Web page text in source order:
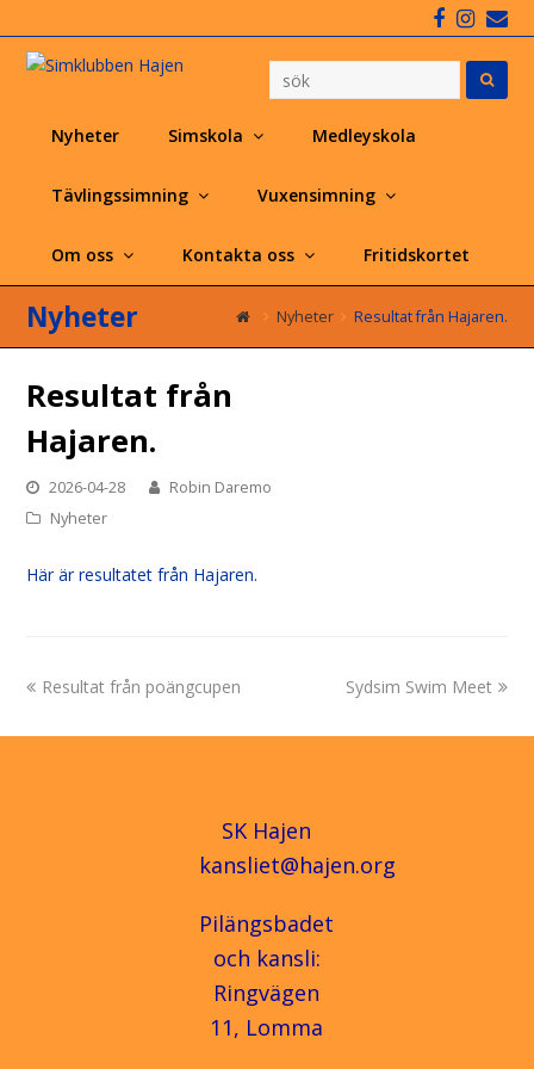
Nyheter Simskola Medleyskola
Tävlingssimning Vuxensimning
Om oss Kontakta oss Fritidskortet
Nyheter Nyheter Resultat från Hajaren.
Resultat från
Hajaren.
2026-04-28
Robin Daremo
Nyheter
Här är resultatet från Hajaren.
previous
Resultat från poängcupen
next
Sydsim Swim Meet
SK Hajen
kansliet@hajen.org
Pilängsbadet
och kansli:
Ringvägen
11, Lomma